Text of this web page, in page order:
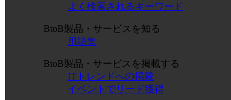
よく検索されるキーワード
BtoB製品・サービスを知る
用語集
BtoB製品・サービスを掲載する
ITトレンドへの掲載
イベントでリード獲得